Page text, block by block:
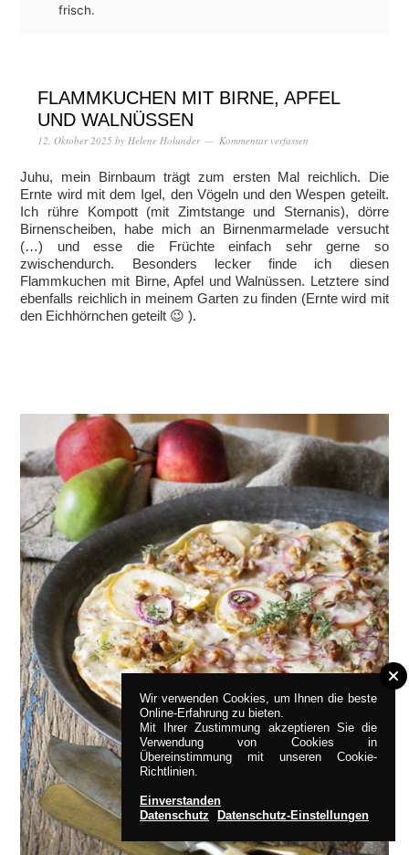
frisch.
FLAMMKUCHEN MIT BIRNE, APFEL
UND WALNÜSSEN
12. Oktober 2025 by Helene Holunder Kommentar verfassen
Juhu, mein Birnbaum trägt zum ersten Mal reichlich. Die
Ernte wird mit dem Igel, den Vögeln und den Wespen geteilt.
Ich rühre Kompott (mit Zimtstange und Sternanis), dörre
Birnenscheiben, habe mich an Birnenmarmelade versucht
(…) und esse die Früchte einfach sehr gerne so
zwischendurch. Besonders lecker finde ich diesen
Flammkuchen mit Birne, Apfel und Walnüssen. Letztere sind
ebenfalls reichlich in meinem Garten zu finden (Ernte wird mit
den Eichhörnchen geteilt 😉 ).
Wir verwenden Cookies, um Ihnen die beste
Online-Erfahrung zu bieten.
Mit Ihrer Zustimmung akzeptieren Sie die
Verwendung von Cookies in
Übereinstimmung mit unseren Cookie-
Richtlinien.
Einverstanden
Datenschutz
Datenschutz-Einstellungen